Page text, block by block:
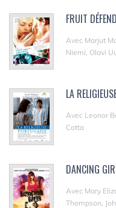
FRUIT
Avec Marjut
Niemi, Olavi
LA
Avec Leonor
Cotta
DANCING
Avec Mary
Thompson,